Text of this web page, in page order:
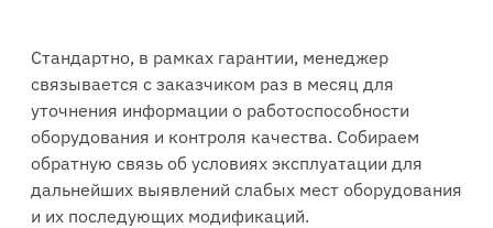
Стандартно, в рамках гарантии, менеджер
связывается с заказчиком раз в месяц для
уточнения информации о работоспособности
оборудования и контроля качества. Собираем
обратную связь об условиях эксплуатации для
дальнейших выявлений слабых мест оборудования
и их последующих модификаций.